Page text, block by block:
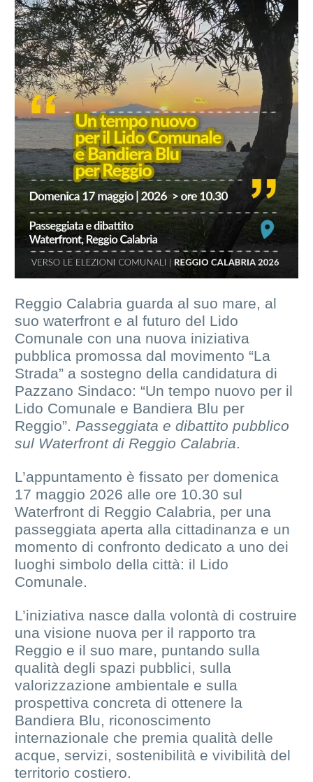
Reggio Calabria guarda al suo mare, al
suo waterfront e al futuro del Lido
Comunale con una nuova iniziativa
pubblica promossa dal movimento “La
Strada” a sostegno della candidatura di
Pazzano Sindaco: “Un tempo nuovo per il
Lido Comunale e Bandiera Blu per
Reggio”. Passeggiata e dibattito pubblico
sul Waterfront di Reggio Calabria.
L’appuntamento è fissato per domenica
17 maggio 2026 alle ore 10.30 sul
Waterfront di Reggio Calabria, per una
passeggiata aperta alla cittadinanza e un
momento di confronto dedicato a uno dei
luoghi simbolo della città: il Lido
Comunale.
L’iniziativa nasce dalla volontà di costruire
una visione nuova per il rapporto tra
Reggio e il suo mare, puntando sulla
qualità degli spazi pubblici, sulla
valorizzazione ambientale e sulla
prospettiva concreta di ottenere la
Bandiera Blu, riconoscimento
internazionale che premia qualità delle
acque, servizi, sostenibilità e vivibilità del
territorio costiero.